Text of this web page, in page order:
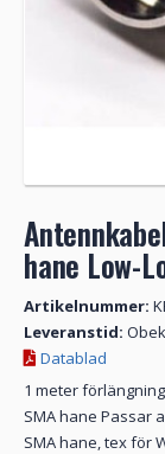
hane Low-
Artikelnummer:
Leveranstid:
Datablad
1 meter
SMA hane Passar
SMA hane, tex för